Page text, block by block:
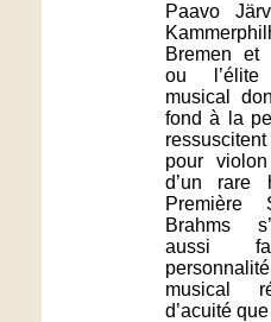
Paavo
Bremen et
ou l’élite
musical
fond à la
pour
d’un rare
Première
Brahms
aussi
musical
d’acuité